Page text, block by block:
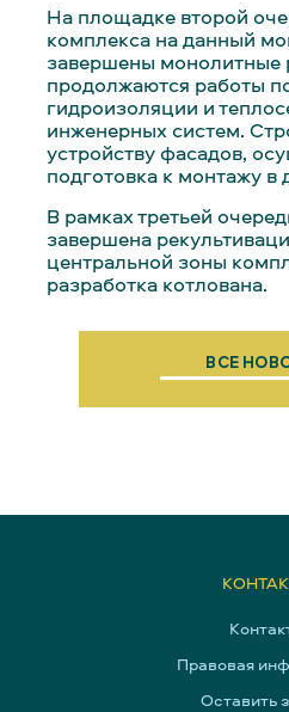
МОТО-МЕСТА
На площадке второй
комплекса на данный
завершены монолитные
продолжаются работы
гидроизоляции и
инженерных систем.
устройству фасадов,
подготовка к монтажу в
В рамках третьей
завершена
центральной зоны
разработка котлована.
ВСЕ
Правовая
Оставить